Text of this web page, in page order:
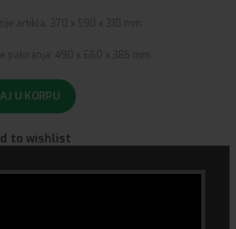
artikla: 370 x 590 x 310 mm
pakiranja: 490 x 660 x 385 mm
U KORPU
to wishlist